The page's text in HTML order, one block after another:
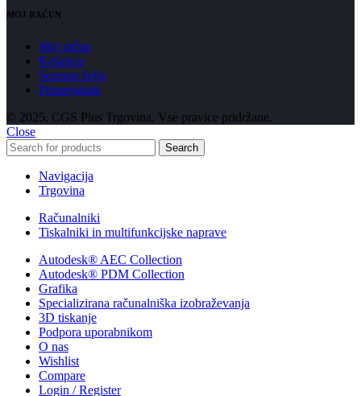
MOJ RAČUN
Moj račun
Košarica
Seznam želja
Primerjalnik
© 2025, CGS Plus Trgovina. Vse pravice pridržane.
Close
Search
Navigacija
Trgovina
Računalniki
Tiskalniki in multifunkcijske naprave
Autodesk® AEC Collection
Autodesk® PDM Collection
Grafika
Specializirana računalniška izobraževanja
3D tiskanje
Podpora uporabnikom
O nas
Wishlist
Compare
Login / Register